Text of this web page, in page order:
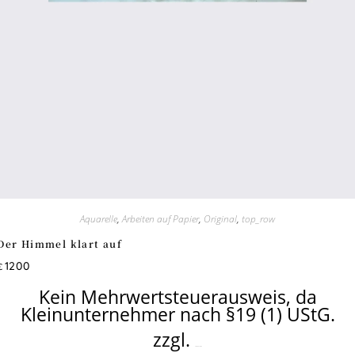
Aquarelle,Arbeiten auf Papier, Original, top_row
Himmel klart auf
1200
Kein Mehrwertsteuerausweis, da
Kleinunternehmer nach §19 (1) UStG.
zzgl.